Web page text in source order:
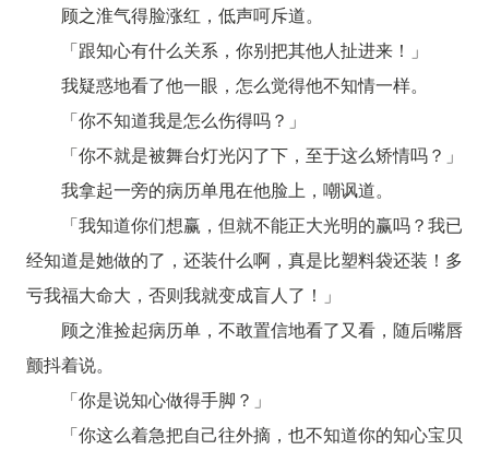
顾之淮气得脸涨红，低声呵斥道。
「跟知心有什么关系，你别把其他人扯进来！」
我疑惑地看了他一眼，怎么觉得他不知情一样。
「你不知道我是怎么伤得吗？」
「你不就是被舞台灯光闪了下，至于这么矫情吗？」
我拿起一旁的病历单甩在他脸上，嘲讽道。
「我知道你们想赢，但就不能正大光明的赢吗？我已
经知道是她做的了，还装什么啊，真是比塑料袋还装！多
亏我福大命大，否则我就变成盲人了！」
顾之淮捡起病历单，不敢置信地看了又看，随后嘴唇
颤抖着说。
「你是说知心做得手脚？」
「你这么着急把自己往外摘，也不知道你的知心宝贝